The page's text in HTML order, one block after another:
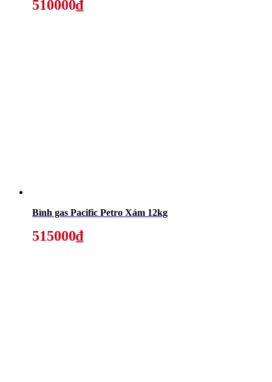
510000₫
Bình gas Pacific Petro Xám 12kg
515000₫